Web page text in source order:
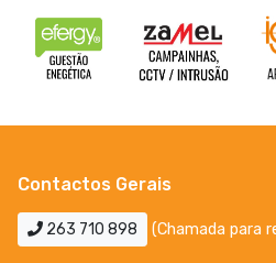
Contactos Gerais
263 710 898 (Chamada para